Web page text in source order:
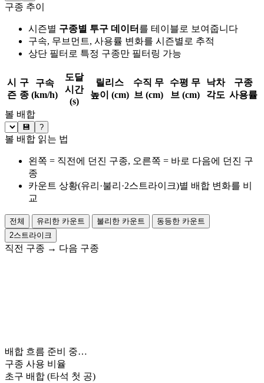
구종 추이
시즌별 구종별 투구 데이터 를 테이블로 보여줍니다
구속, 무브먼트, 사용률 변화를 시즌별로 추적
상단 필터로 특정 구종만 필터링 가능
시
즌
구
종
구속
(km/h)
도달
시간
(s)
릴리스
높이 (cm)
수직 무
브 (cm)
수평 무
브 (cm)
낙차
각도
구종
사용률
볼 배합
💾 ?
볼 배합 읽는 법
왼쪽 = 직전에 던진 구종, 오른쪽 = 바로 다음에 던진 구
종
카운트 상황(유리·불리·2스트라이크)별 배합 변화를 비
교
전체 유리한 카운트 불리한 카운트
동등한 카운트
2스트라이크
직전 구종 → 다음 구종
배합 흐름 준비 중…
구종 사용 비율
초구 배합 (타석 첫 공)